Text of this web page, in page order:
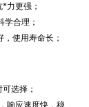
力更强；
合理；
使用寿命长；
选择；
响应速度快，稳